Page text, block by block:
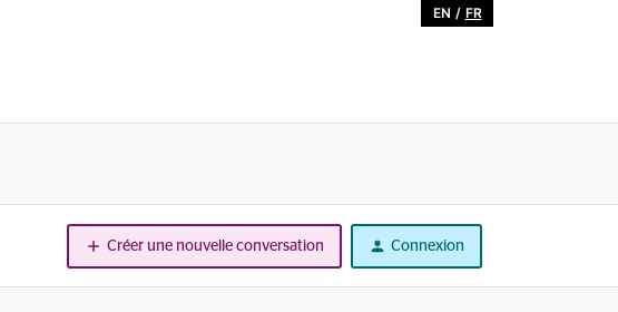
EN / FR
Créer une nouvelle conversation Connexion